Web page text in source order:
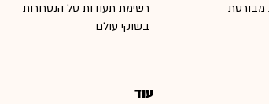
רשימת תעודות סל הנסחרות
בשוקי עולם
עוד